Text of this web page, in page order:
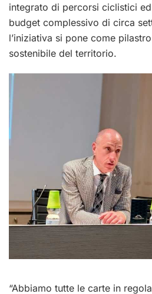
integrato di percorsi ciclistici
budget complessivo di circa
l’iniziativa si pone come
sostenibile del territorio.
“Abbiamo tutte le carte in